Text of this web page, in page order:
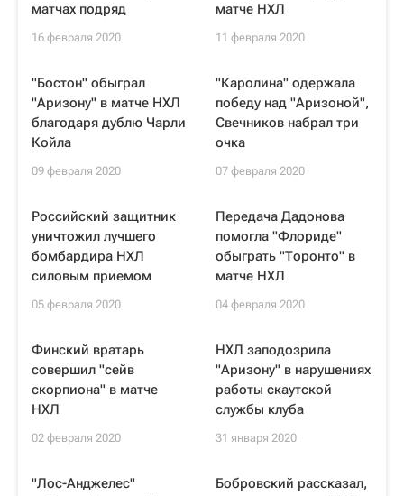
матчах подряд
16 февраля 2020
матче НХЛ
11 февраля 2020
"Бостон" обыграл
"Аризону" в матче НХЛ
благодаря дублю Чарли
Койла
09 февраля 2020
"Каролина" одержала
победу над "Аризоной",
Свечников набрал три
очка
07 февраля 2020
Российский защитник
уничтожил лучшего
бомбардира НХЛ
силовым приемом
05 февраля 2020
Передача Дадонова
помогла "Флориде"
обыграть "Торонто" в
матче НХЛ
04 февраля 2020
Финский вратарь
совершил "сейв
скорпиона" в матче
НХЛ
02 февраля 2020
НХЛ заподозрила
"Аризону" в нарушениях
работы скаутской
службы клуба
31 января 2020
"Лос-Анджелес"
Бобровский рассказал,